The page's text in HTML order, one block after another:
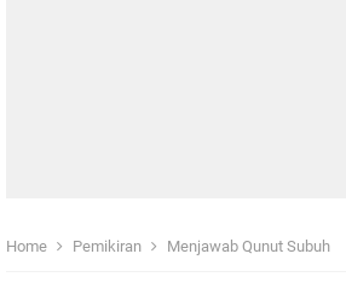
Home Pemikiran Menjawab Qunut Subuh